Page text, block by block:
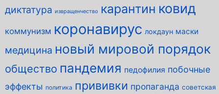
диктатура извращенчество карантин ковид
коммунизм коронавирус локдаун маски
медицина новый мировой порядок
общество пандемия педофилия побочные
эффекты политика прививки пропаганда советская